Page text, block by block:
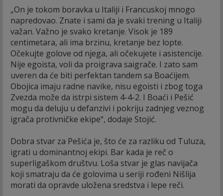
„On je tokom boravka u Italiji i Francuskoj mnogo
napredovao. Znate i sami da je svaki trening u Italiji
važan. Važno je svako kretanje. Visok je 189
centimetara, ali ima brzinu, kretanje bez lopte.
Očekujte golove od njega, ali očekujete i asistencije.
Nije egoista, voli da proigrava saigrače. I zato sam
uveren da će biti perfektan tandem sa Boaćijem.
Obojica imaju radne navike, nisu egoisti i zbog toga
Zvezda može da istrpi sistem 4-4-2. I Boaći i Pešić
mogu da deluju u defanzivi i pokriju zadnjeg veznog
igrača protivničke ekipe“, dodaje Stojić.
Dobra stvar za Pešića je, što će za razliku od Tuluza,
igrati u dominantnoj ekipi. Bar kada je reč o
superligaškom društvu. Loša stvar je glas navijača
koji smatraju da će golovima u seriji rođeni Nišlija
morati da opravde uložena sredstva i lepe reči.